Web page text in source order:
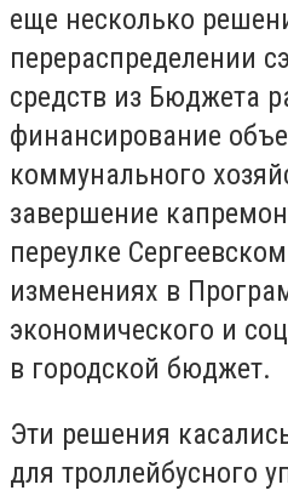
еще несколько
перераспределении
средств из Бюджета
финансирование
коммунального
завершение
переулке
изменениях в
экономического и
в городской бюджет.
Эти решения
для троллейбусного